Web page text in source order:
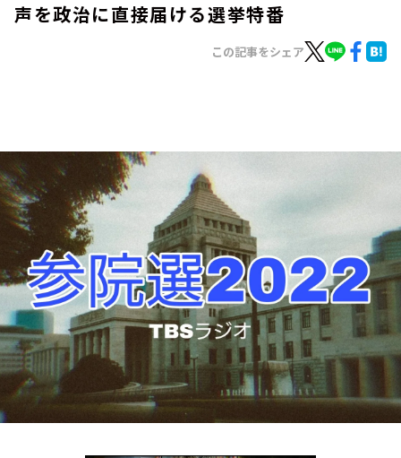
TBS Podcast
お知らせ
イベント・グッズ
YouTube
会社情報
声を政治に直接届ける選挙特番
この記事をシェア